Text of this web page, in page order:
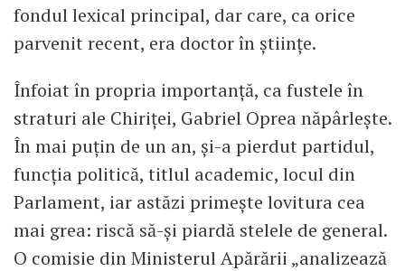
fondul lexical principal, dar care, ca orice
parvenit recent, era doctor în științe.
Înfoiat în propria importanță, ca fustele în
straturi ale Chiriței, Gabriel Oprea năpârlește.
În mai puțin de un an, și-a pierdut partidul,
funcția politică, titlul academic, locul din
Parlament, iar astăzi primește lovitura cea
mai grea: riscă să-și piardă stelele de general.
O comisie din Ministerul Apărării „analizează